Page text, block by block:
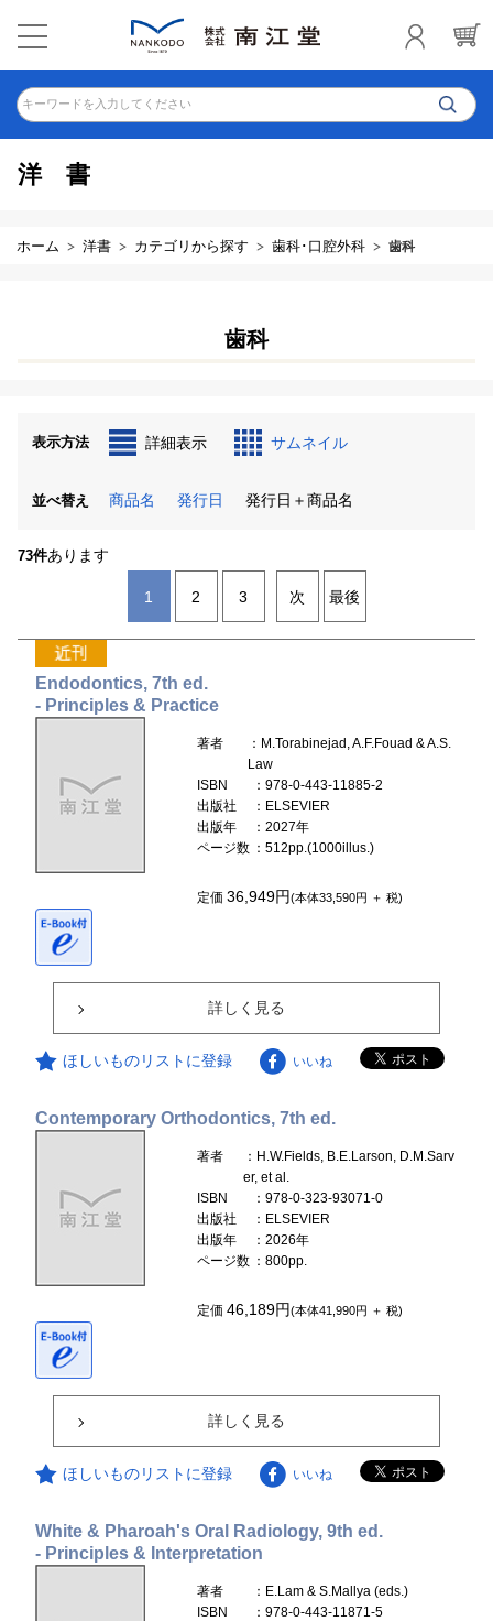
キーワードを入力してください
洋書
ホーム 洋書 カテゴリから探す 歯科･口腔外科 歯科
歯科
表示方法 詳細表示 サムネイル
並べ替え 商品名 発行日 発行日＋商品名
73件あります
1 2 3 次 最後
Endodontics, 7th ed.
- Principles & Practice
著者
：M.Torabinejad, A.F.Fouad & A.S.
Law
ISBN
：978-0-443-11885-2
出版社
：ELSEVIER
出版年
：2027年
ページ数 ：512pp.(1000illus.)
定価36,949円(本体33,590円 ＋ 税)
詳しく見る
ほしいものリストに登録 いいね
Contemporary Orthodontics, 7th ed.
著者
：H.W.Fields, B.E.Larson, D.M.Sarv
er, et al.
ISBN
：978-0-323-93071-0
出版社
：ELSEVIER
出版年
：2026年
ページ数 ：800pp.
定価46,189円(本体41,990円 ＋ 税)
詳しく見る
ほしいものリストに登録 いいね
White & Pharoah's Oral Radiology, 9th ed.
- Principles & Interpretation
著者
：E.Lam & S.Mallya (eds.)
ISBN
：978-0-443-11871-5